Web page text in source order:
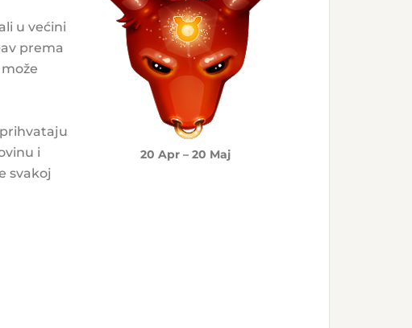
20 Apr – 20 Maj
u većini
prema
i
svakoj